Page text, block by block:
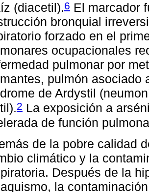
(diacetil).6 El marcador
bronquial
forzado en el
ocupacionales
pulmonar por
pulmón asociado
de Ardystil
2 La exposición a
de función
de la pobre calidad
climático y la
Después de la
la